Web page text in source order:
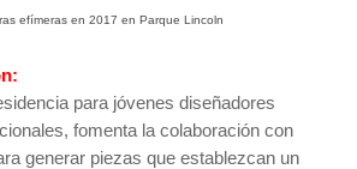
efímeras en 2017 en Parque Lincoln
para jóvenes diseñadores
fomenta la colaboración con
generar piezas que establezcan un